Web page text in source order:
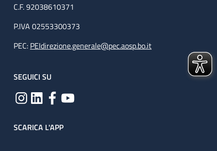
C.F. 92038610371
P.IVA 02553300373
PEC: PEIdirezione.generale@pec.aosp.bo.it
SEGUICI SU
SCARICA L'APP